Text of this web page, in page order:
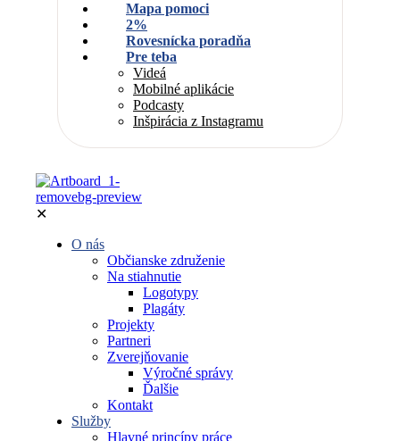
Mapa pomoci
2%
Rovesnícka poradňa
Pre teba
Videá
Mobilné aplikácie
Podcasty
Inšpirácia z Instagramu
✕
O nás
Občianske združenie
Na stiahnutie
Logotypy
Plagáty
Projekty
Partneri
Zverejňovanie
Výročné správy
Ďalšie
Kontakt
Služby
Hlavné princípy práce